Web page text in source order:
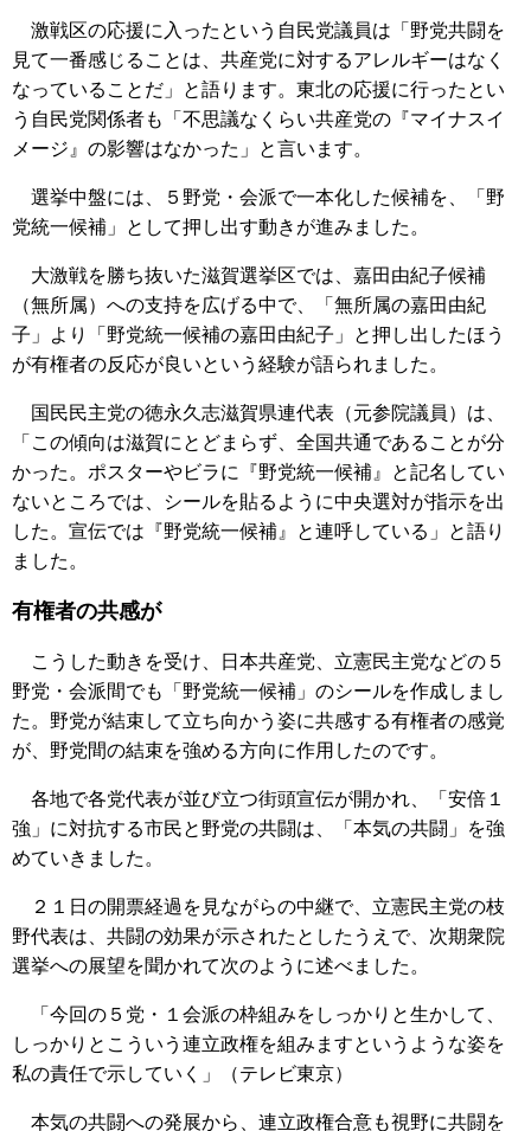
激戦区の応援に入ったという自民党議員は「野党共闘を
見て一番感じることは、共産党に対するアレルギーはなく
なっていることだ」と語ります。東北の応援に行ったとい
う自民党関係者も「不思議なくらい共産党の『マイナスイ
メージ』の影響はなかった」と言います。
選挙中盤には、５野党・会派で一本化した候補を、「野
党統一候補」として押し出す動きが進みました。
大激戦を勝ち抜いた滋賀選挙区では、嘉田由紀子候補
（無所属）への支持を広げる中で、「無所属の嘉田由紀
子」より「野党統一候補の嘉田由紀子」と押し出したほう
が有権者の反応が良いという経験が語られました。
国民民主党の徳永久志滋賀県連代表（元参院議員）は、
「この傾向は滋賀にとどまらず、全国共通であることが分
かった。ポスターやビラに『野党統一候補』と記名してい
ないところでは、シールを貼るように中央選対が指示を出
した。宣伝では『野党統一候補』と連呼している」と語り
ました。
有権者の共感が
こうした動きを受け、日本共産党、立憲民主党などの５
野党・会派間でも「野党統一候補」のシールを作成しまし
た。野党が結束して立ち向かう姿に共感する有権者の感覚
が、野党間の結束を強める方向に作用したのです。
各地で各党代表が並び立つ街頭宣伝が開かれ、「安倍１
強」に対抗する市民と野党の共闘は、「本気の共闘」を強
めていきました。
２１日の開票経過を見ながらの中継で、立憲民主党の枝
野代表は、共闘の効果が示されたとしたうえで、次期衆院
選挙への展望を聞かれて次のように述べました。
「今回の５党・１会派の枠組みをしっかりと生かして、
しっかりとこういう連立政権を組みますというような姿を
私の責任で示していく」（テレビ東京）
本気の共闘への発展から、連立政権合意も視野に共闘を